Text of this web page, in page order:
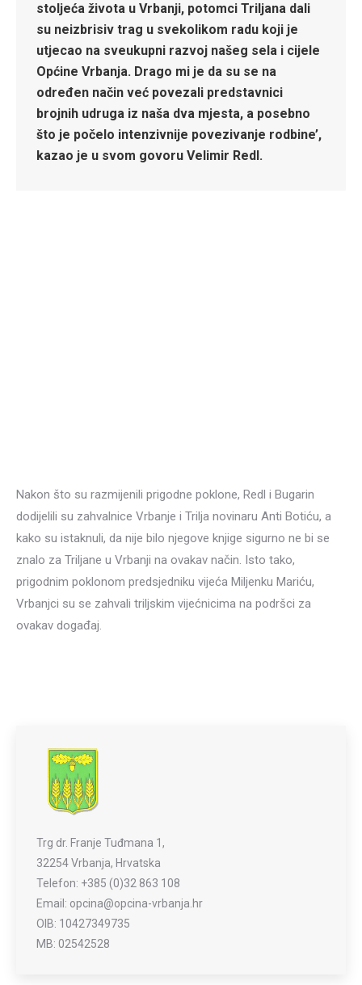
stoljeća života u Vrbanji, potomci Triljana dali
su neizbrisiv trag u svekolikom radu koji je
utjecao na sveukupni razvoj našeg sela i cijele
Općine Vrbanja. Drago mi je da su se na
određen način već povezali predstavnici
brojnih udruga iz naša dva mjesta, a posebno
što je počelo intenzivnije povezivanje rodbine’,
kazao je u svom govoru Velimir Redl.
Nakon što su razmijenili prigodne poklone, Redl i Bugarin
dodijelili su zahvalnice Vrbanje i Trilja novinaru Anti Botiću, a
kako su istaknuli, da nije bilo njegove knjige sigurno ne bi se
znalo za Triljane u Vrbanji na ovakav način. Isto tako,
prigodnim poklonom predsjedniku vijeća Miljenku Mariću,
Vrbanjci su se zahvali triljskim vijećnicima na podršci za
ovakav događaj.
Trg dr. Franje Tuđmana 1,
32254 Vrbanja, Hrvatska
Telefon: +385 (0)32 863 108
Email: opcina@opcina-vrbanja.hr
OIB: 10427349735
MB: 02542528